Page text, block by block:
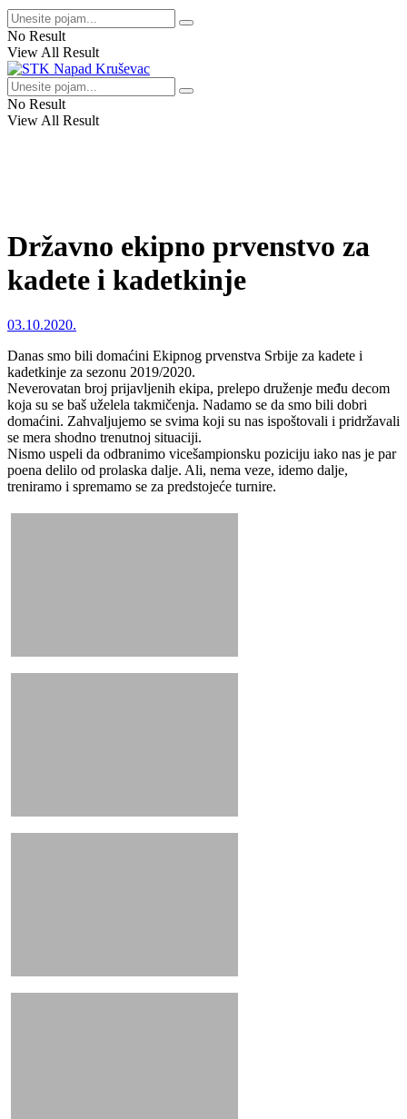
No Result
View All Result
No Result
View All Result
Državno ekipno prvenstvo za
kadete i kadetkinje
03.10.2020.
Danas smo bili domaćini Ekipnog prvenstva Srbije za kadete i
kadetkinje za sezonu 2019/2020.
Neverovatan broj prijavljenih ekipa, prelepo druženje među decom
koja su se baš uželela takmičenja. Nadamo se da smo bili dobri
domaćini. Zahvaljujemo se svima koji su nas ispoštovali i pridržavali
se mera shodno trenutnoj situaciji.
Nismo uspeli da odbranimo vicešampionsku poziciju iako nas je par
poena delilo od prolaska dalje. Ali, nema veze, idemo dalje,
treniramo i spremamo se za predstojeće turnire.